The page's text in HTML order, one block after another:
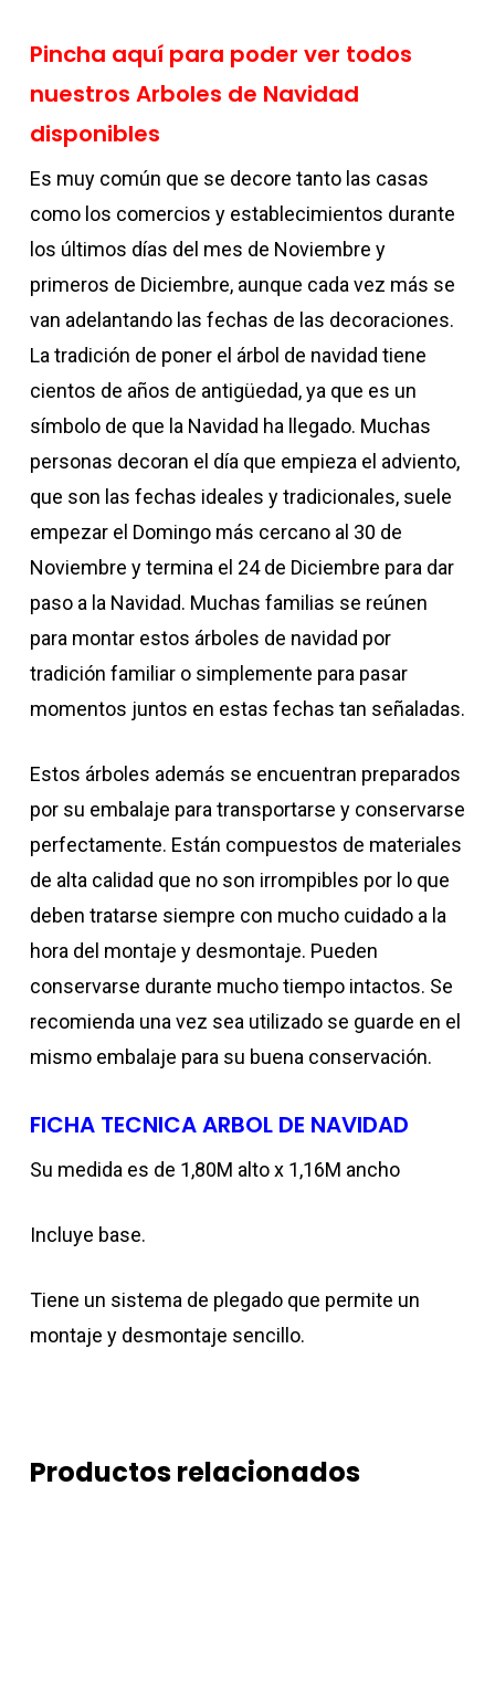
Pincha aquí para poder ver todos
nuestros Arboles de Navidad
disponibles
Es muy común que se decore tanto las casas
como los comercios y establecimientos durante
los últimos días del mes de Noviembre y
primeros de Diciembre, aunque cada vez más se
van adelantando las fechas de las decoraciones.
La tradición de poner el árbol de navidad tiene
cientos de años de antigüedad, ya que es un
símbolo de que la Navidad ha llegado. Muchas
personas decoran el día que empieza el adviento,
que son las fechas ideales y tradicionales, suele
empezar el Domingo más cercano al 30 de
Noviembre y termina el 24 de Diciembre para dar
paso a la Navidad. Muchas familias se reúnen
para montar estos árboles de navidad por
tradición familiar o simplemente para pasar
momentos juntos en estas fechas tan señaladas.
Estos árboles además se encuentran preparados
por su embalaje para transportarse y conservarse
perfectamente. Están compuestos de materiales
de alta calidad que no son irrompibles por lo que
deben tratarse siempre con mucho cuidado a la
hora del montaje y desmontaje. Pueden
conservarse durante mucho tiempo intactos. Se
recomienda una vez sea utilizado se guarde en el
mismo embalaje para su buena conservación.
FICHA TECNICA ARBOL DE NAVIDAD
Su medida es de 1,80M alto x 1,16M ancho
Incluye base.
Tiene un sistema de plegado que permite un
montaje y desmontaje sencillo.
Productos relacionados